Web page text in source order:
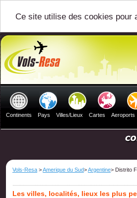
Ce site utilise des cookies pour
Continents Pays Villes/Lieux Cartes Aeroports
Vols-Resa >Amerique du Sud>Argentine> Distrito
Les villes, localités, lieux les plus